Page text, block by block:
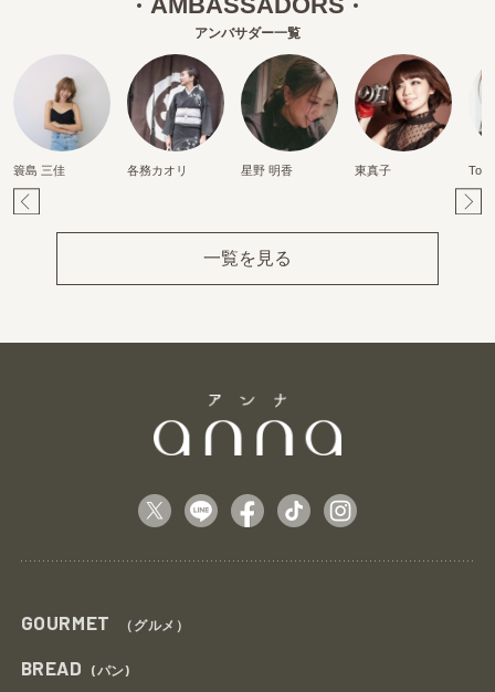
アンバサダー一覧
簑島 三佳 各務カオリ 星野 明香 東真子
一覧を見る
GOURMET （グルメ）
BREAD (パン)